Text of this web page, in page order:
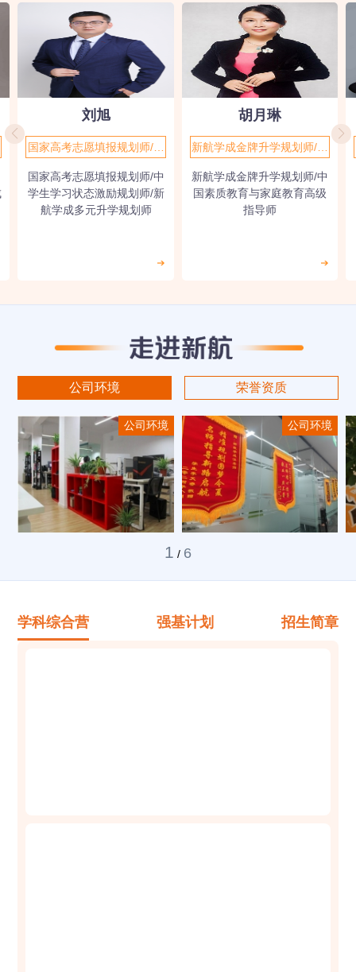
刘旭
国家高考志愿填报规划师/中
航学成多元升学规划师
国家高考志愿填报规划师/中
学生学习状态激励规划师/新
航学成多元升学规划师
胡月琳
新航学成金牌升学规划师/中
指导师
新航学成金牌升学规划师/中
国素质教育与家庭教育高级
指导师
公司环境 公司环境
1 / 6
公司环境 荣誉资质
学科综合营 强基计划 招生简章